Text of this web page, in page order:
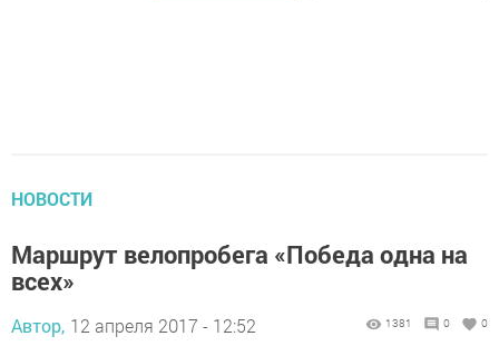
НОВОСТИ
Маршрут велопробега «Победа одна на
всех»
Автор, 12 апреля 2017 - 12:52 1381 0 0